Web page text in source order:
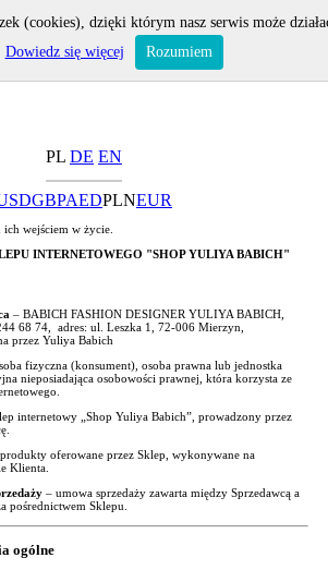
PL DE EN
GBPAEDPLNEUR
wejściem w życie.
INTERNETOWEGO "SHOP YULIYA BABICH"
– BABICH FASHION DESIGNER YULIYA BABICH,
68 74, adres: ul. Leszka 1, 72-006 Mierzyn,
przez Yuliya Babich
fizyczna (konsument), osoba prawna lub jednostka
nieposiadająca osobowości prawnej, która korzysta ze
internetowy „Shop Yuliya Babich”, prowadzony przez
oferowane przez Sklep, wykonywane na
Klienta.
– umowa sprzedaży zawarta między Sprzedawcą a
pośrednictwem Sklepu.
ogólne
(cookies), dzięki którym nasz serwis może
Dowiedz się więcej Rozumiem